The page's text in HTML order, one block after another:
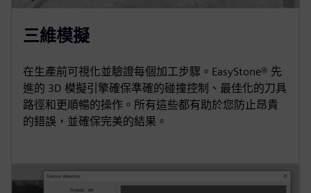
三維模擬
在生產前可視化並驗證每個加工步驟。EasyStone® 先
進的 3D 模擬引擎確保準確的碰撞控制、最佳化的刀具
路徑和更順暢的操作。所有這些都有助於您防止昂貴
的錯誤，並確保完美的結果。